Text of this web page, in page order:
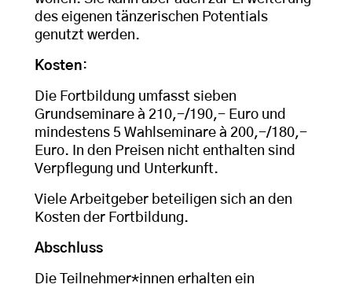
des eigenen tänzerischen Potentials
genutzt werden.
Kosten:
Die Fortbildung umfasst sieben
Grundseminare à 210,-/190,- Euro und
mindestens 5 Wahlseminare à 200,-/180,-
Euro. In den Preisen nicht enthalten sind
Verpflegung und Unterkunft.
Viele Arbeitgeber beteiligen sich an den
Kosten der Fortbildung.
Abschluss
Die Teilnehmer*innen erhalten ein